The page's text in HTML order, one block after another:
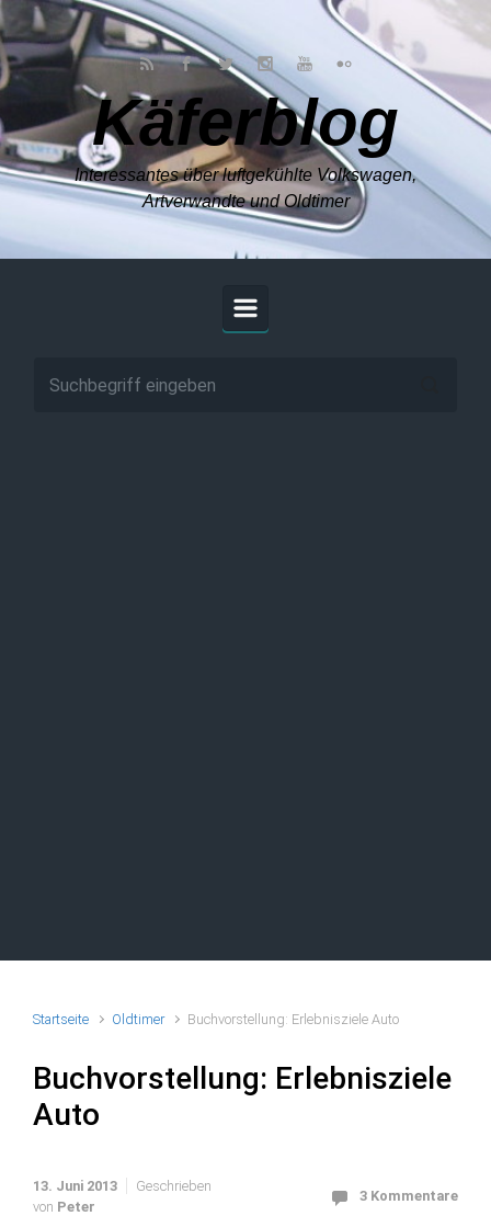
Zum Hauptinhalt springen
Käferblog
Interessantes über luftgekühlte Volkswagen,
Artverwandte und Oldtimer
Startseite Oldtimer Buchvorstellung: Erlebnisziele Auto
Buchvorstellung: Erlebnisziele
Auto
13. Juni 2013
Geschrieben
von Peter
3 Kommentare